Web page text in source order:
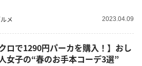
メ 2023.04.09
クロで1290円パーカを購入！】おし
女子の“春のお手本コーデ3選”